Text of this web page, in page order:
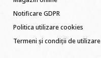
Notificare GDPR
Politica utilizare cookies
Termeni și condiții de utilizare